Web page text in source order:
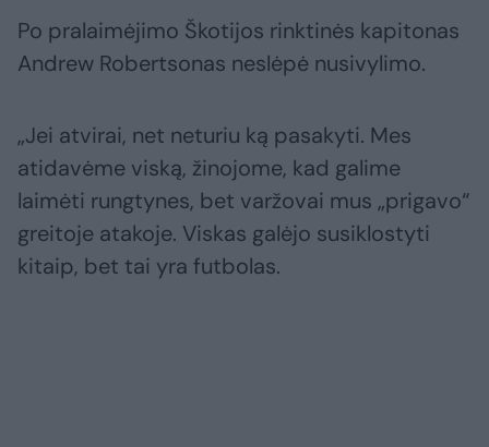
Po pralaimėjimo Škotijos rinktinės kapitonas
Andrew Robertsonas neslėpė nusivylimo.
„Jei atvirai, net neturiu ką pasakyti. Mes
atidavėme viską, žinojome, kad galime
laimėti rungtynes, bet varžovai mus „prigavo“
greitoje atakoje. Viskas galėjo susiklostyti
kitaip, bet tai yra futbolas.